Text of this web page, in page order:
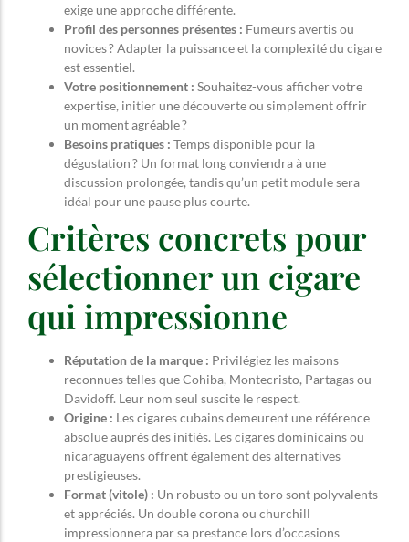
exige une approche différente.
Profil des personnes présentes : Fumeurs avertis ou
novices ? Adapter la puissance et la complexité du cigare
est essentiel.
Votre positionnement : Souhaitez-vous afficher votre
expertise, initier une découverte ou simplement offrir
un moment agréable ?
Besoins pratiques : Temps disponible pour la
dégustation ? Un format long conviendra à une
discussion prolongée, tandis qu’un petit module sera
idéal pour une pause plus courte.
Critères concrets pour
sélectionner un cigare
qui impressionne
Réputation de la marque : Privilégiez les maisons
reconnues telles que Cohiba, Montecristo, Partagas ou
Davidoff. Leur nom seul suscite le respect.
Origine : Les cigares cubains demeurent une référence
absolue auprès des initiés. Les cigares dominicains ou
nicaraguayens offrent également des alternatives
prestigieuses.
Format (vitole) : Un robusto ou un toro sont polyvalents
et appréciés. Un double corona ou churchill
impressionnera par sa prestance lors d’occasions